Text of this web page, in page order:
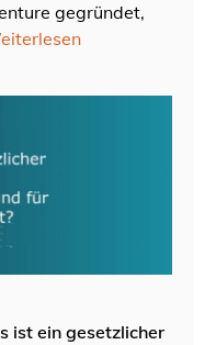
gegründet,
ist ein gesetzlicher